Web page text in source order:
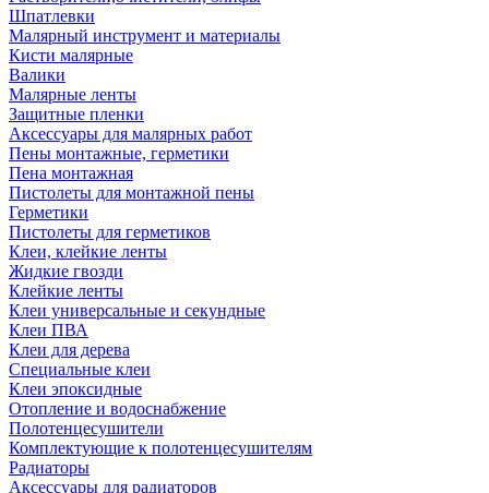
Шпатлевки
Малярный инструмент и материалы
Кисти малярные
Валики
Малярные ленты
Защитные пленки
Аксессуары для малярных работ
Пены монтажные, герметики
Пена монтажная
Пистолеты для монтажной пены
Герметики
Пистолеты для герметиков
Клеи, клейкие ленты
Жидкие гвозди
Клейкие ленты
Клеи универсальные и секундные
Клеи ПВА
Клеи для дерева
Специальные клеи
Клеи эпоксидные
Отопление и водоснабжение
Полотенцесушители
Комплектующие к полотенцесушителям
Радиаторы
Аксессуары для радиаторов